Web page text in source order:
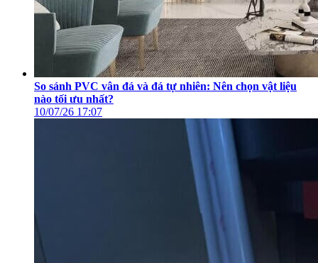
So sánh PVC vân đá và đá tự nhiên: Nên chọn vật liệu
nào tối ưu nhất?
10/07/26 17:07